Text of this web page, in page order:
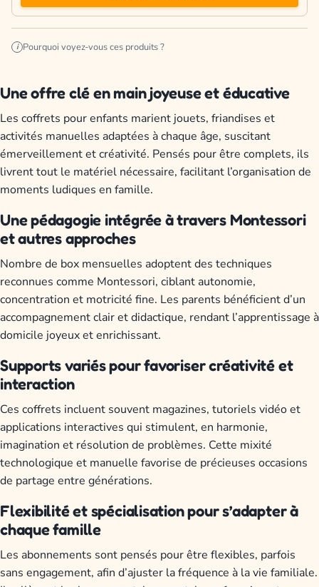
i Pourquoi voyez-vous ces produits ?
Une offre clé en main joyeuse et éducative
Les coffrets pour enfants marient jouets, friandises et
activités manuelles adaptées à chaque âge, suscitant
émerveillement et créativité. Pensés pour être complets, ils
livrent tout le matériel nécessaire, facilitant l’organisation de
moments ludiques en famille.
Une pédagogie intégrée à travers Montessori
et autres approches
Nombre de box mensuelles adoptent des techniques
reconnues comme Montessori, ciblant autonomie,
concentration et motricité fine. Les parents bénéficient d’un
accompagnement clair et didactique, rendant l’apprentissage à
domicile joyeux et enrichissant.
Supports variés pour favoriser créativité et
interaction
Ces coffrets incluent souvent magazines, tutoriels vidéo et
applications interactives qui stimulent, en harmonie,
imagination et résolution de problèmes. Cette mixité
technologique et manuelle favorise de précieuses occasions
de partage entre générations.
Flexibilité et spécialisation pour s’adapter à
chaque famille
Les abonnements sont pensés pour être flexibles, parfois
sans engagement, afin d’ajuster la fréquence à la vie familiale.